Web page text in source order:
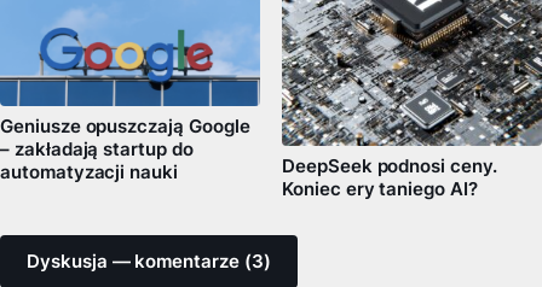
Geniusze opuszczają Google
– zakładają startup do
automatyzacji nauki
DeepSeek podnosi ceny.
Koniec ery taniego AI?
Dyskusja — komentarze (3)